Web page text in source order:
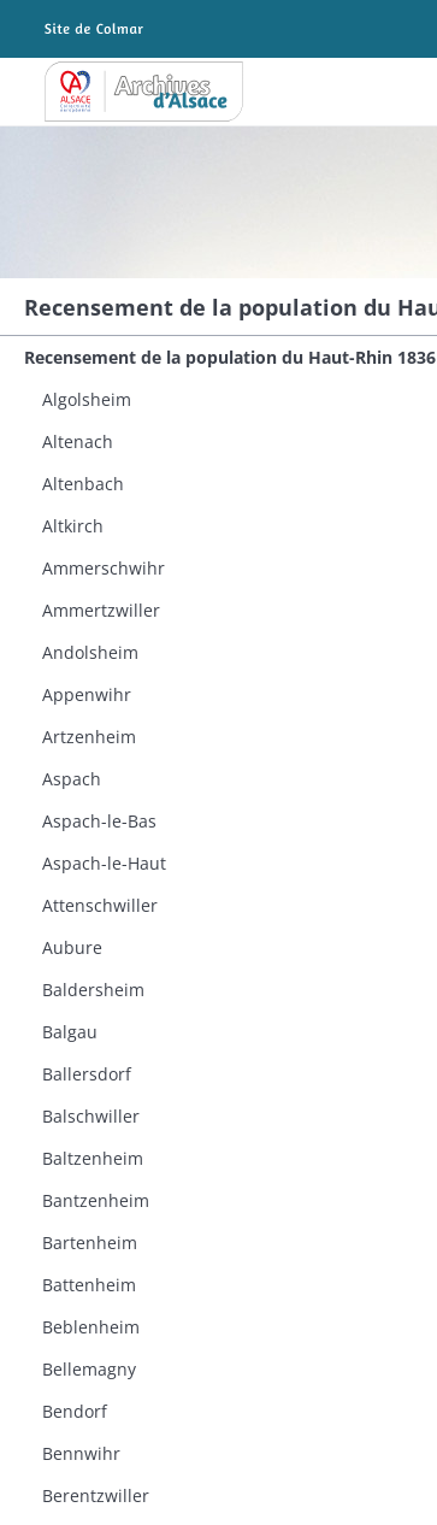
Archives Alsace - Colmar
Recensement de la population du Haut-Rhin 1836
Algolsheim
Altenach
Altenbach
Altkirch
Ammerschwihr
Ammertzwiller
Andolsheim
Appenwihr
Artzenheim
Aspach
Aspach-le-Bas
Aspach-le-Haut
Attenschwiller
Aubure
Baldersheim
Balgau
Ballersdorf
Balschwiller
Baltzenheim
Bantzenheim
Bartenheim
Battenheim
Beblenheim
Bellemagny
Bendorf
Bennwihr
Berentzwiller